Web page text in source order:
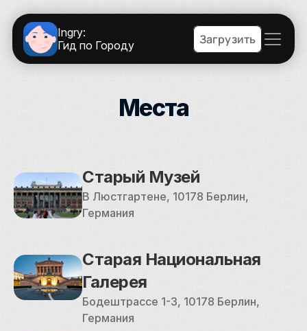
Ingry:
Гид по Городу
Загрузить
Места
Старый Музей
В Люстгартене, 10178 Берлин,
Германия
Старая Национальная
Галерея
Бодештрассе 1-3, 10178 Берлин,
Германия